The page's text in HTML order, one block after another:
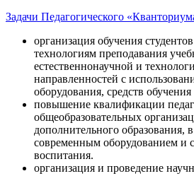
Задачи Педагогического
организация обучения
технологиям преподавания
естественнонаучной и
направленностей с
оборудования, средств
повышение квалификации
общеобразовательных
дополнительного образования,
современным оборудованием и
воспитания.
организация и проведение